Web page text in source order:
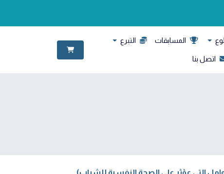
المسابقات التبرع
اتصل بنا
التي عؤثر على الصحة النفسية للشباب)